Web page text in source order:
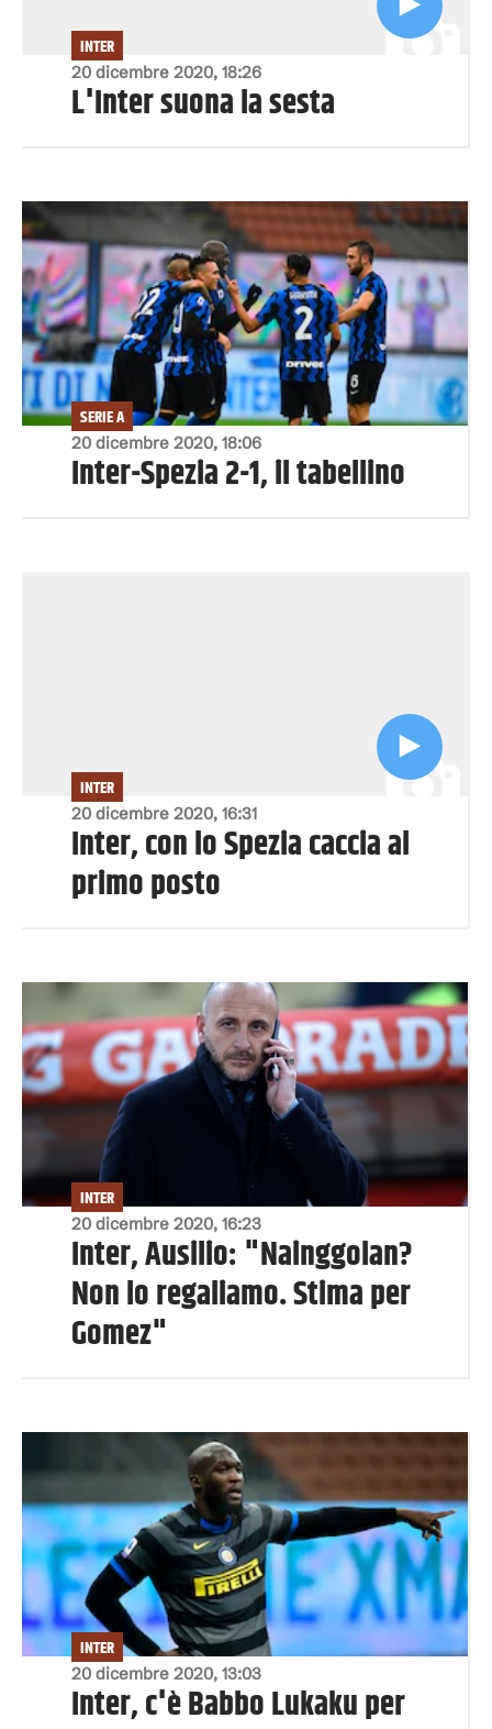
20 dicembre 2020, 18:26
INTER
L'Inter suona la sesta
20 dicembre 2020, 18:06
SERIE A
Inter-Spezia 2-1, il tabellino
20 dicembre 2020, 16:31
INTER
Inter, con lo Spezia caccia al
primo posto
20 dicembre 2020, 16:23
INTER
Inter, Ausilio: "Nainggolan?
Non lo regaliamo. Stima per
Gomez"
20 dicembre 2020, 13:03
INTER
Inter, c'è Babbo Lukaku per